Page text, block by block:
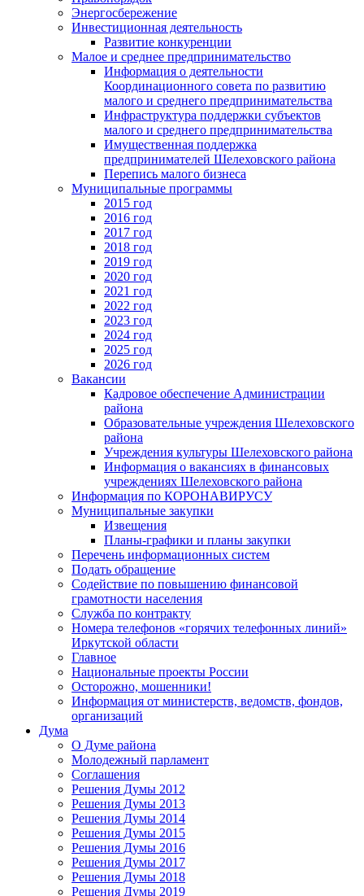
Энергосбережение
Инвестиционная деятельность
Развитие конкуренции
Малое и среднее предпринимательство
Информация о деятельности
Координационного совета по развитию
малого и среднего предпринимательства
Инфраструктура поддержки субъектов
малого и среднего предпринимательства
Имущественная поддержка
предпринимателей Шелеховского района
Перепись малого бизнеса
Муниципальные программы
2015 год
2016 год
2017 год
2018 год
2019 год
2020 год
2021 год
2022 год
2023 год
2024 год
2025 год
2026 год
Вакансии
Кадровое обеспечение Администрации
района
Образовательные учреждения Шелеховского
района
Учреждения культуры Шелеховского района
Информация о вакансиях в финансовых
учреждениях Шелеховского района
Информация по КОРОНАВИРУСУ
Муниципальные закупки
Извещения
Планы-графики и планы закупки
Перечень информационных систем
Подать обращение
Содействие по повышению финансовой
грамотности населения
Служба по контракту
Номера телефонов «горячих телефонных линий»
Иркутской области
Главное
Национальные проекты России
Осторожно, мошенники!
Информация от министерств, ведомств, фондов,
организаций
Дума
О Думе района
Молодежный парламент
Соглашения
Решения Думы 2012
Решения Думы 2013
Решения Думы 2014
Решения Думы 2015
Решения Думы 2016
Решения Думы 2017
Решения Думы 2018
Решения Думы 2019